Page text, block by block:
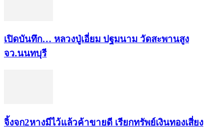
เปิดบันทึก… หลวงปู่เอี่ยม ​ปฐม​นาม​ วัดสะพานสูง​
จว.นนทบุรี
จิ้งจก​2​หาง​มีไว้แล้ว​ค้าขาย​ดี​ เรียก​ทรัพย์เงินทอง​เสี่ยง